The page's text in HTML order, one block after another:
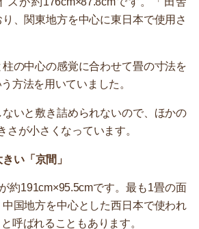
、関東地方を中心に東日本で使用さ
の中心の感覚に合わせて畳の寸法を
方法を用いていました。
いと敷き詰められないので、ほかの
さが小さくなっています。
い「京間」
約191cm×95.5cmです。最も1畳の面
国地方を中心とした西日本で使われ
呼ばれることもあります。